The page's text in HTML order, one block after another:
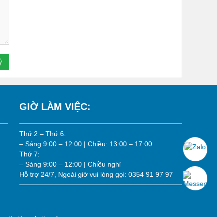
GIỜ LÀM VIỆC:
Thứ 2 – Thứ 6:
– Sáng 9:00 – 12:00 | Chiều: 13:00 – 17:00
Thứ 7:
– Sáng 9:00 – 12:00 | Chiều nghỉ
Hỗ trợ 24/7, Ngoài giờ vui lòng gọi: 0354 91 97 97